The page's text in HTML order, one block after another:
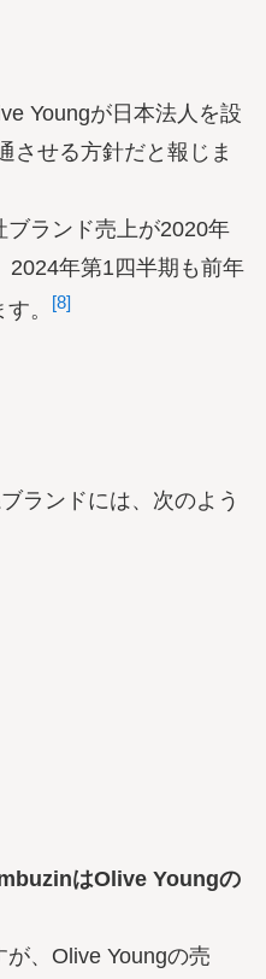
Youngが日本法人を設
させる方針だと報じま
ブランド売上が2020年
2024年第1四半期も前年
。
[8]
ランドには、次のよう
はOlive Youngの
、Olive Youngの売